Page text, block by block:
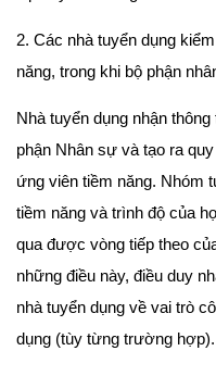
2. Các nhà tuyển dụng
năng, trong khi bộ phận
Nhà tuyển dụng nhận
phận Nhân sự và tạo ra
ứng viên tiềm năng. Nhóm
tiềm năng và trình độ của
qua được vòng tiếp theo
những điều này, điều duy
nhà tuyển dụng về vai trò
dụng (tùy từng trường hợp).